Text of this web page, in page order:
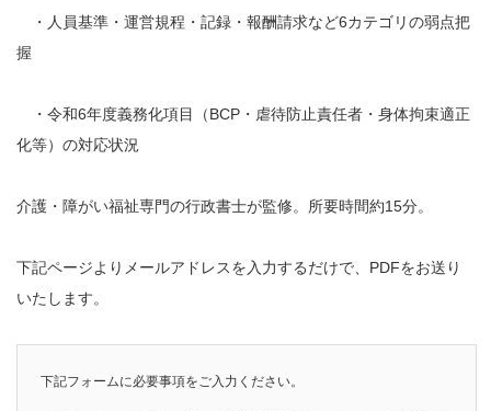
・人員基準・運営規程・記録・報酬請求など6カテゴリの弱点把
握
・令和6年度義務化項目（BCP・虐待防止責任者・身体拘束適正
化等）の対応状況
介護・障がい福祉専門の行政書士が監修。所要時間約15分。
下記ページよりメールアドレスを入力するだけで、PDFをお送り
いたします。
下記フォームに必要事項をご入力ください。